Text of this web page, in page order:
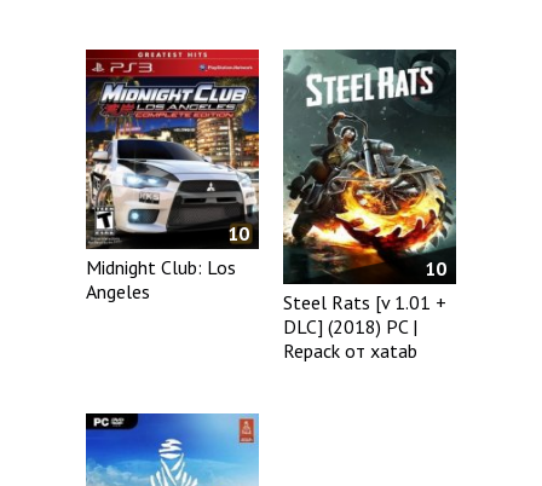
10
Midnight Club: Los
Angeles
10
Steel Rats [v 1.01 +
DLC] (2018) PC |
Repack от xatab